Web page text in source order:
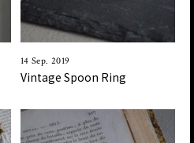
14 Sep. 2019
Vintage Spoon Ring